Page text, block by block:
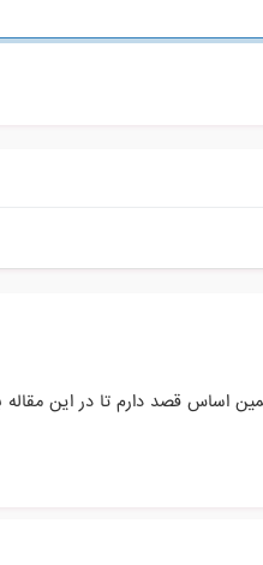
اساس قصد دارم تا در این